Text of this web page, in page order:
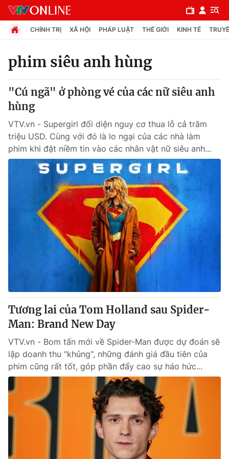
Chuyên mục
Chính trị
Xã hội
Pháp luật
Thế giới
Thế giới đó đây
Câu chuyện quốc tế
Tài chính
Thị trường
Góc doanh nghiệp
Dữ liệu và đời sống
Truyền hình
Hậu trường
Nhân vật
Khán giả
Giải sao mai
Giải trí
Điện ảnh
Đời sống
Du lịch
Làm đẹp
Giáo dục
Tuyển sinh
Học trực tuyến
Hitech Công nghệ tương lai
CHÍNH TRỊ XÃ HỘI PHÁP LUẬT THẾ GIỚI KINH TẾ
phim siêu anh hùng
"Cú ngã" ở phòng vé của các nữ siêu anh
hùng
VTV.vn - Supergirl đối diện nguy cơ thua lỗ cả trăm
triệu USD. Cùng với đó là lo ngại của các nhà làm
phim khi đặt niềm tin vào các nhân vật nữ siêu anh...
Tương lai của Tom Holland sau Spider-
Man: Brand New Day
VTV.vn - Bom tấn mới về Spider-Man được dự đoán sẽ
lập doanh thu "khủng", những đánh giá đầu tiên của
phim cũng rất tốt, góp phần đẩy cao sự háo hức...